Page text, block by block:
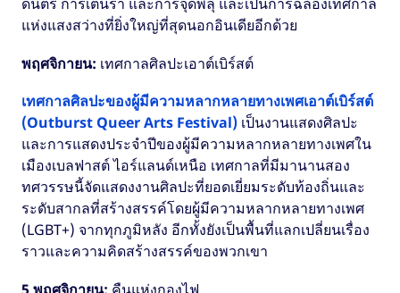
ดนตรี การเต้นรำ และการจุดพลุ และเป็นการฉลองเทศกาล
แห่งแสงสว่างที่ยิ่งใหญ่ที่สุดนอกอินเดียอีกด้วย
พฤศจิกายน: เทศกาลศิลปะเอาต์เบิร์สต์
เทศกาลศิลปะของผู้มีความหลากหลายทางเพศเอาต์เบิร์สต์
(Outburst Queer Arts Festival) เป็นงานแสดงศิลปะ
และการแสดงประจำปีของผู้มีความหลากหลายทางเพศใน
เมืองเบลฟาสต์ ไอร์แลนด์เหนือ เทศกาลที่มีมานานสอง
ทศวรรษนี้จัดแสดงงานศิลปะที่ยอดเยี่ยมระดับท้องถิ่นและ
ระดับสากลที่สร้างสรรค์โดยผู้มีความหลากหลายทางเพศ
(LGBT+) จากทุกภูมิหลัง อีกทั้งยังเป็นพื้นที่แลกเปลี่ยนเรื่อง
ราวและความคิดสร้างสรรค์ของพวกเขา